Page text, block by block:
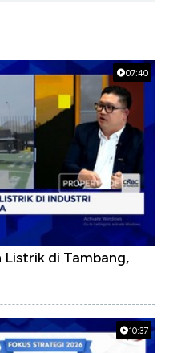
07:40
Listrik di Tambang,
10:37